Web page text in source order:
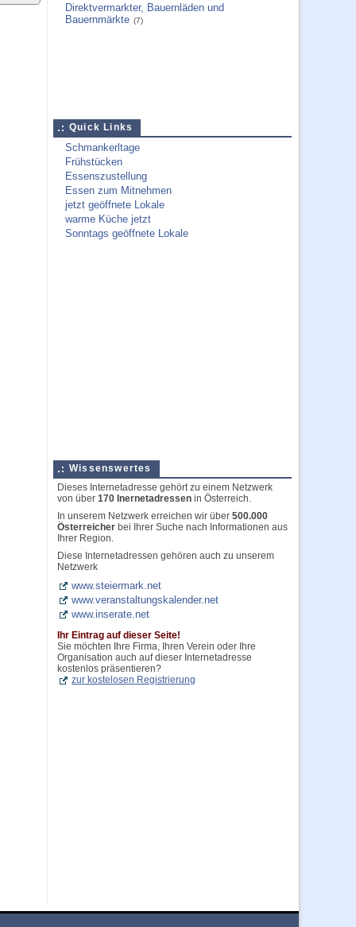
Direktvermarkter, Bauernläden und
Bauernmärkte (7)
Quick Links
Schmankerltage
Frühstücken
Essenszustellung
Essen zum Mitnehmen
jetzt geöffnete Lokale
warme Küche jetzt
Sonntags geöffnete Lokale
Wissenswertes
Dieses Internetadresse gehört zu einem Netzwerk
von über 170 Inernetadressen in Österreich.
In unserem Netzwerk erreichen wir über 500.000
Österreicher bei Ihrer Suche nach Informationen aus
Ihrer Region.
Diese Internetadressen gehören auch zu unserem
Netzwerk
www.steiermark.net
www.veranstaltungskalender.net
www.inserate.net
Ihr Eintrag auf dieser Seite!
Sie möchten Ihre Firma, Ihren Verein oder Ihre
Organisation auch auf dieser Internetadresse
kostenlos präsentieren?
zur kostelosen Registrierung